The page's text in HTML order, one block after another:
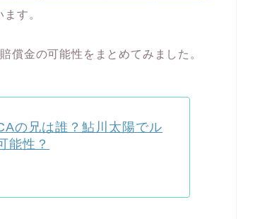
す。
償金の可能性をまとめてみました。
の兄は誰？鮎川太陽でル
能性？